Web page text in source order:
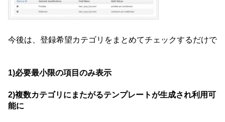
今後は、登録希望カテゴリをまとめてチェックするだけで
1)必要最小限の項目のみ表示
2)複数カテゴリにまたがるテンプレートが生成され利用可
能に